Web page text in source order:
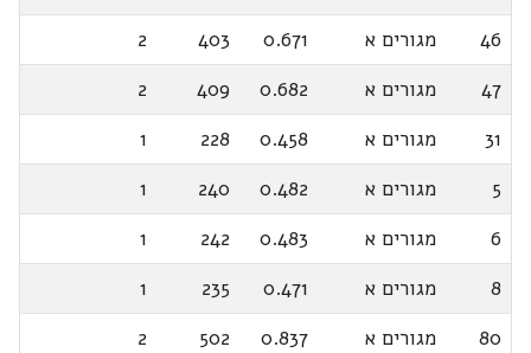
46
מגורים א 0.671
403
2
47
מגורים א 0.682
409
2
31
מגורים א 0.458
228
1
5
מגורים א 0.482
240
1
6
מגורים א 0.483
242
1
8
מגורים א 0.471
235
1
80
מגורים א 0.837
502
2